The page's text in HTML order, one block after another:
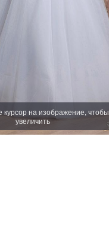
курсор на изображение, чтобы
увеличить